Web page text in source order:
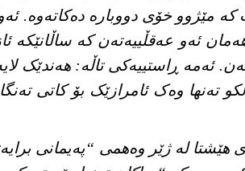
کە مێژوو خۆی دووبارە دەکاتەوە.
ئەو عەقڵییەتەن کە ساڵانێکە
ئەمە ڕاستییەکی تاڵە: هەندێک
تەنها وەک ئامرازێک بۆ کاتی
هێشتا لە ژێر وەهمی “پەیمانی